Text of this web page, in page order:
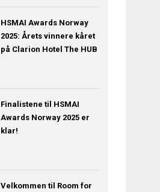
HSMAI Awards Norway
2025: Årets vinnere kåret
på Clarion Hotel The HUB
Finalistene til HSMAI
Awards Norway 2025 er
klar!
Velkommen til Room for